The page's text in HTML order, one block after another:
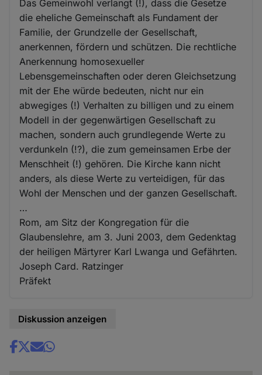
Das Gemeinwohl verlangt (!), dass die Gesetze
die eheliche Gemeinschaft als Fundament der
Familie, der Grundzelle der Gesellschaft,
anerkennen, fördern und schützen. Die rechtliche
Anerkennung homosexueller
Lebensgemeinschaften oder deren Gleichsetzung
mit der Ehe würde bedeuten, nicht nur ein
abwegiges (!) Verhalten zu billigen und zu einem
Modell in der gegenwärtigen Gesellschaft zu
machen, sondern auch grundlegende Werte zu
verdunkeln (!?), die zum gemeinsamen Erbe der
Menschheit (!) gehören. Die Kirche kann nicht
anders, als diese Werte zu verteidigen, für das
Wohl der Menschen und der ganzen Gesellschaft.
…
Rom, am Sitz der Kongregation für die
Glaubenslehre, am 3. Juni 2003, dem Gedenktag
der heiligen Märtyrer Karl Lwanga und Gefährten.
Joseph Card. Ratzinger
Präfekt
Diskussion anzeigen
Share